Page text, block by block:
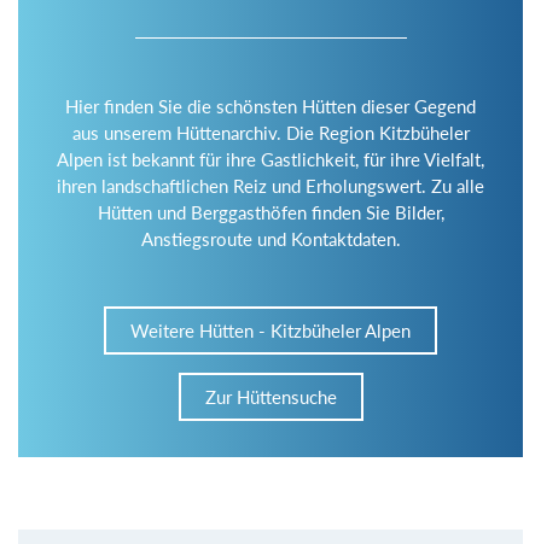
Hier finden Sie die schönsten Hütten dieser Gegend
aus unserem Hüttenarchiv. Die Region Kitzbüheler
Alpen ist bekannt für ihre Gastlichkeit, für ihre Vielfalt,
ihren landschaftlichen Reiz und Erholungswert. Zu alle
Hütten und Berggasthöfen finden Sie Bilder,
Anstiegsroute und Kontaktdaten.
Weitere Hütten - Kitzbüheler Alpen
Zur Hüttensuche